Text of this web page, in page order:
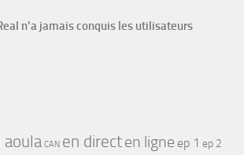
n’a jamais conquis les utilisateurs
aoula CAN en directen ligne ep 1 ep 2